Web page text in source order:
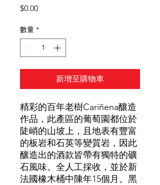
$0.00價
數量 *
新增至購物車
精彩的百年老樹Cariñena釀造
作品，此產區的葡萄園都位於
陡峭的山坡上，且地表有豐富
的板岩和石英等變質岩，因此
釀造出的酒款皆帶有獨特的礦
石風味。全人工採收，並於新
法國橡木桶中陳年15個月。黑